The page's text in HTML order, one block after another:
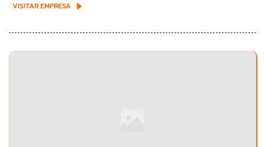
VISITAR EMPRESA